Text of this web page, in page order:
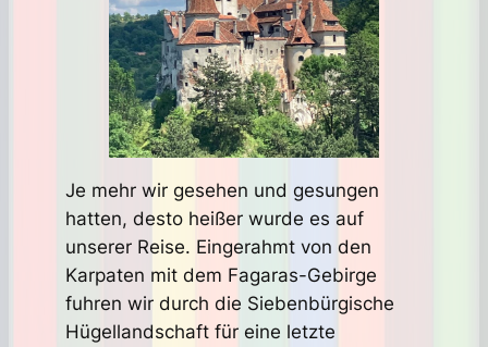
Je mehr wir gesehen und gesungen
hatten, desto heißer wurde es auf
unserer Reise. Eingerahmt von den
Karpaten mit dem Fagaras-Gebirge
fuhren wir durch die Siebenbürgische
Hügellandschaft für eine letzte